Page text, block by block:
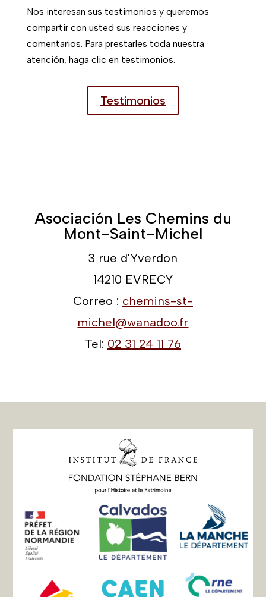
Nos interesan sus testimonios y queremos
compartir con usted sus reacciones y
comentarios. Para prestarles toda nuestra
atención, haga clic en testimonios.
Testimonios
Asociación Les Chemins du
Mont-Saint-Michel
3 rue d'Yverdon
14210 EVRECY
Correo : chemins-st-
michel@wanadoo.fr
Tel: 02 31 24 11 76